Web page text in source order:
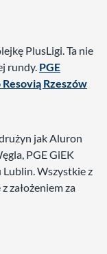
PlusLigi. Ta nie
rundy. PGE
Rzeszów
jak Aluron
PGE GiEK
Wszystkie z
założeniem za